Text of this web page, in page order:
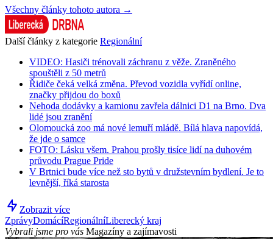
Všechny články tohoto autora →
Další články z kategorie Regionální
VIDEO: Hasiči trénovali záchranu z věže. Zraněného
spouštěli z 50 metrů
Řidiče čeká velká změna. Převod vozidla vyřídí online,
značky přijdou do boxů
Nehoda dodávky a kamionu zavřela dálnici D1 na Brno. Dva
lidé jsou zranění
Olomoucká zoo má nové lemuří mládě. Bílá hlava napovídá,
že jde o samce
FOTO: Lásku všem. Prahou prošly tisíce lidí na duhovém
průvodu Prague Pride
V Brtnici bude více než sto bytů v družstevním bydlení. Je to
levnější, říká starosta
Zobrazit více
ZprávyDomácíRegionálníLiberecký kraj
Vybrali jsme pro vás Magazíny a zajímavosti